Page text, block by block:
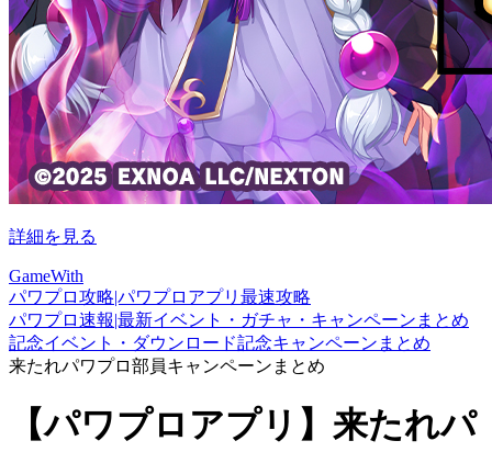
詳細を見る
GameWith
パワプロ攻略|パワプロアプリ最速攻略
パワプロ速報|最新イベント・ガチャ・キャンペーンまとめ
記念イベント・ダウンロード記念キャンペーンまとめ
来たれパワプロ部員キャンペーンまとめ
【パワプロアプリ】来たれパ